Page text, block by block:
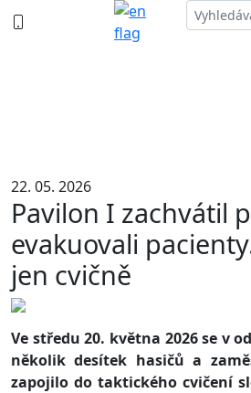
22. 05. 2026
Pavilon I zachvátil
evakuovali
jen cvičně
Ve středu 20. května 2026 se v
několik desítek hasičů a
zapojilo do taktického cvičení